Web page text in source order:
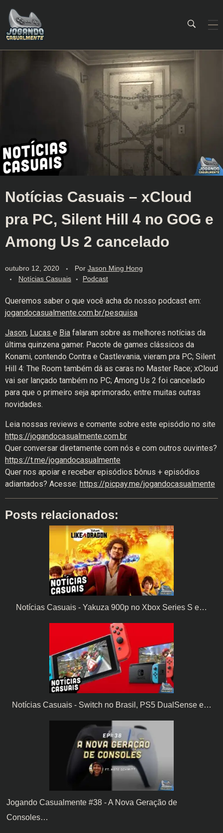
Notícias Casuais – xCloud
pra PC, Silent Hill 4 no GOG e
Among Us 2 cancelado
outubro 12, 2020 Por Jason Ming Hong
Notícias Casuais
Podcast
Queremos saber o que você acha do nosso podcast em:
jogandocasualmente.com.br/pesquisa
Jason, Lucas e Bia falaram sobre as melhores notícias da
última quinzena gamer. Pacote de games clássicos da
Konami, contendo Contra e Castlevania, vieram pra PC; Silent
Hill 4: The Room também dá as caras no Master Race; xCloud
vai ser lançado também no PC; Among Us 2 foi cancelado
para que o primeiro seja aprimorado; entre muitas outras
novidades.
Leia nossas reviews e comente sobre este episódio no site
https://jogandocasualmente.com.br
Quer conversar diretamente com nós e com outros ouvintes?
https://t.me/jogandocasualmente
Quer nos apoiar e receber episódios bônus + episódios
adiantados? Acesse: https://picpay.me/jogandocasualmente
Posts relacionados:
Notícias Casuais - Yakuza 900p no Xbox Series S e…
Notícias Casuais - Switch no Brasil, PS5 DualSense e…
Jogando Casualmente #38 - A Nova Geração de
Consoles…